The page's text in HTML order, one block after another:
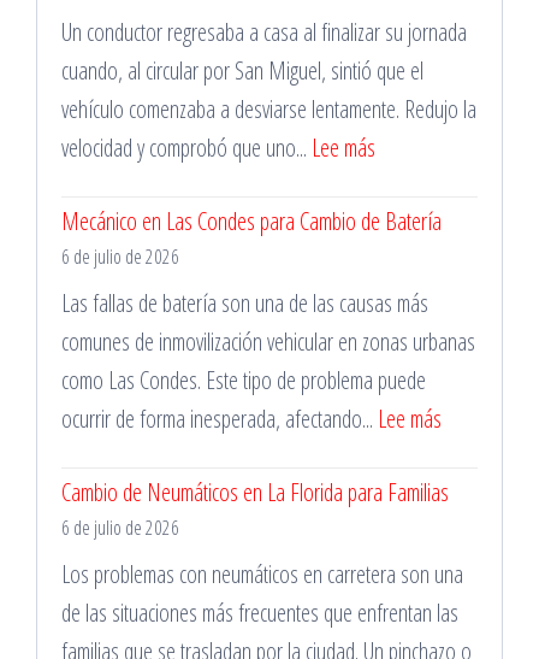
Durante
la
Madrugada
Un conductor regresaba a casa al finalizar su jornada
cuando, al circular por San Miguel, sintió que el
vehículo comenzaba a desviarse lentamente. Redujo la
velocidad y comprobó que uno... Lee más
de
en
Santiago
las
24
Mecánico en Las Condes para Cambio de Batería
6 de julio de 2026
Las fallas de batería son una de las causas más
comunes de inmovilización vehicular en zonas urbanas
como Las Condes. Este tipo de problema puede
ocurrir de forma inesperada, afectando... Lee más
en
Condes
para
Cambio
Cambio de Neumáticos en La Florida para Familias
6 de julio de 2026
Los problemas con neumáticos en carretera son una
de las situaciones más frecuentes que enfrentan las
familias que se trasladan por la ciudad. Un pinchazo o